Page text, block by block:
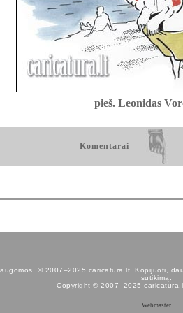
pieš. Leonidas
Komentarai
© 2007–2025 caricatura.lt. Kopijuoti,
sutikimą.
Copyright © 2007–2025
Webmaster